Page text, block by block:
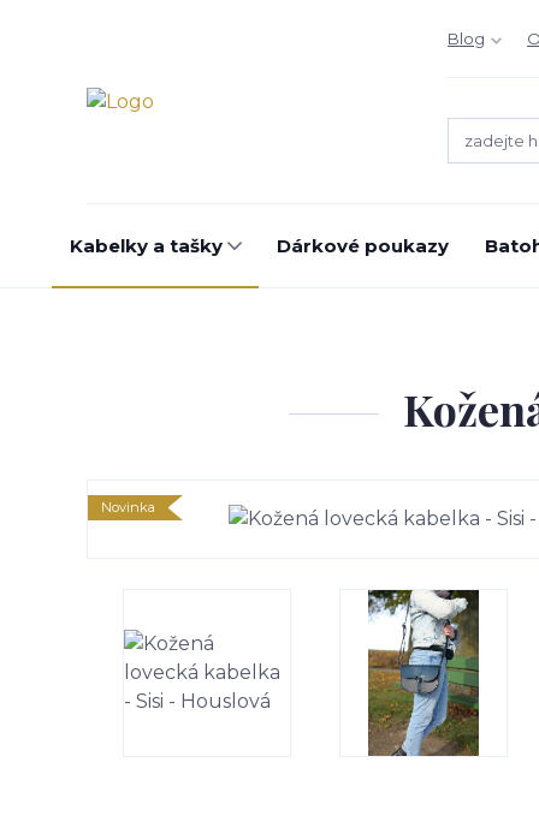
Blog
Kabelky a tašky Dárkové poukazy
Novinka